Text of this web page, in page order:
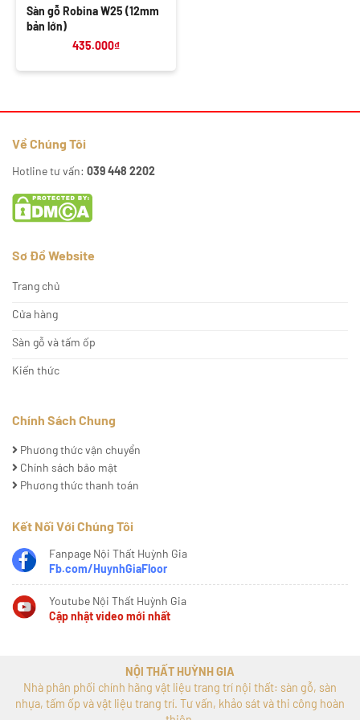
Sàn gỗ Robina W25 (12mm
bản lớn)
435.000₫
Về Chúng Tôi
Hotline tư vấn: 039 448 2202
Sơ Đồ Website
Trang chủ
Cửa hàng
Sàn gỗ và tấm ốp
Kiến thức
Chính Sách Chung
Phương thức vận chuyển
Chính sách bảo mật
Phương thức thanh toán
Kết Nối Với Chúng Tôi
Fanpage Nội Thất Huỳnh Gia
Fb.com/HuynhGiaFloor
Youtube Nội Thất Huỳnh Gia
Cập nhật video mới nhất
NỘI THẤT HUỲNH GIA
Nhà phân phối chính hãng vật liệu trang trí nội thất: sàn gỗ, sàn
nhựa, tấm ốp và vật liệu trang trí. Tư vấn, khảo sát và thi công hoàn